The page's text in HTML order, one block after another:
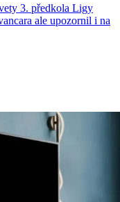
3. předkola Ligy
ale upozornil i na